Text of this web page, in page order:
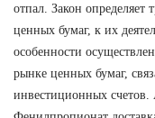
отпал. Закон определяет
ценных бумаг, к их
особенности
рынке ценных бумаг,
инвестиционных счетов.